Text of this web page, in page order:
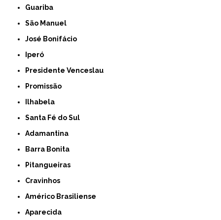
Guariba
São Manuel
José Bonifácio
Iperó
Presidente Venceslau
Promissão
Ilhabela
Santa Fé do Sul
Adamantina
Barra Bonita
Pitangueiras
Cravinhos
Américo Brasiliense
Aparecida